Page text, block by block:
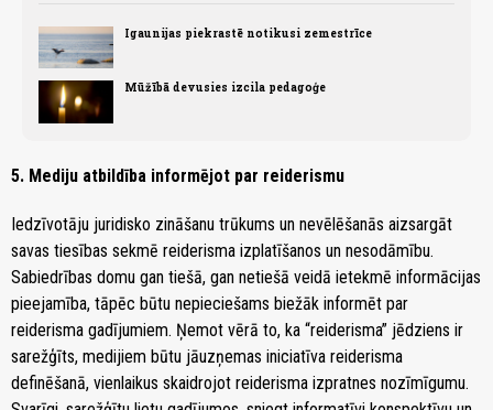
Igaunijas piekrastē notikusi zemestrīce
Mūžībā devusies izcila pedagoģe
5. Mediju atbildība informējot par reiderismu
Iedzīvotāju juridisko zināšanu trūkums un nevēlēšanās aizsargāt
savas tiesības sekmē reiderisma izplatīšanos un nesodāmību.
Sabiedrības domu gan tiešā, gan netiešā veidā ietekmē informācijas
pieejamība, tāpēc būtu nepieciešams biežāk informēt par
reiderisma gadījumiem. Ņemot vērā to, ka “reiderisma” jēdziens ir
sarežģīts, medijiem būtu jāuzņemas iniciatīva reiderisma
definēšanā, vienlaikus skaidrojot reiderisma izpratnes nozīmīgumu.